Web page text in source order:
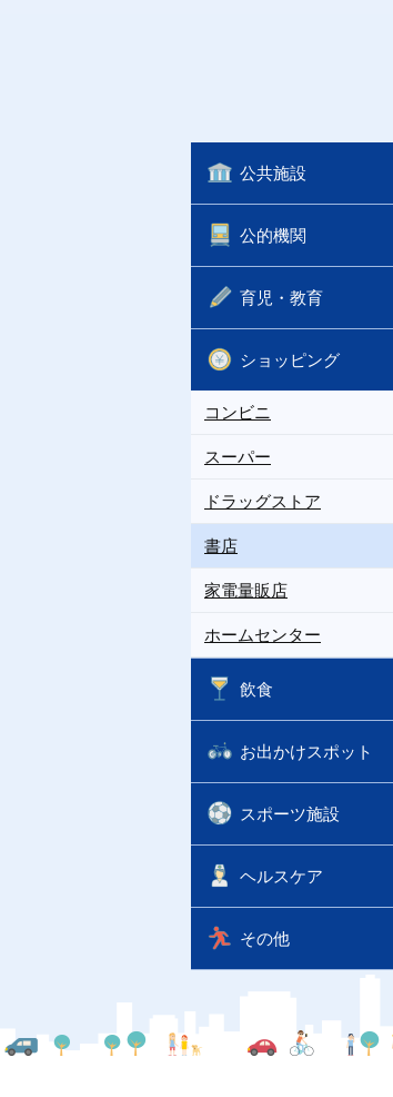
公共施設
公的機関
育児・教育
ショッピング
コンビニ
スーパー
ドラッグストア
書店
家電量販店
ホームセンター
飲食
お出かけスポット
スポーツ施設
ヘルスケア
その他